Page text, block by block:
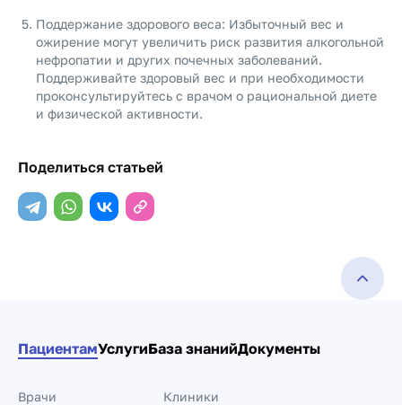
Поддержание здорового веса: Избыточный вес и
ожирение могут увеличить риск развития алкогольной
нефропатии и других почечных заболеваний.
Поддерживайте здоровый вес и при необходимости
проконсультируйтесь с врачом о рациональной диете
и физической активности.
Поделиться статьей
ПациентамУслугиБаза знанийДокументы
Врачи
Клиники